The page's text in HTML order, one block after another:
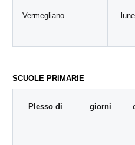
Vermegliano
SCUOLE PRIMARIE
Plesso di giorni